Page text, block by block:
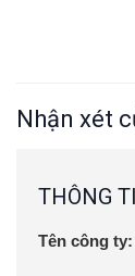
Nhận xét
THÔNG
Tên công ty: